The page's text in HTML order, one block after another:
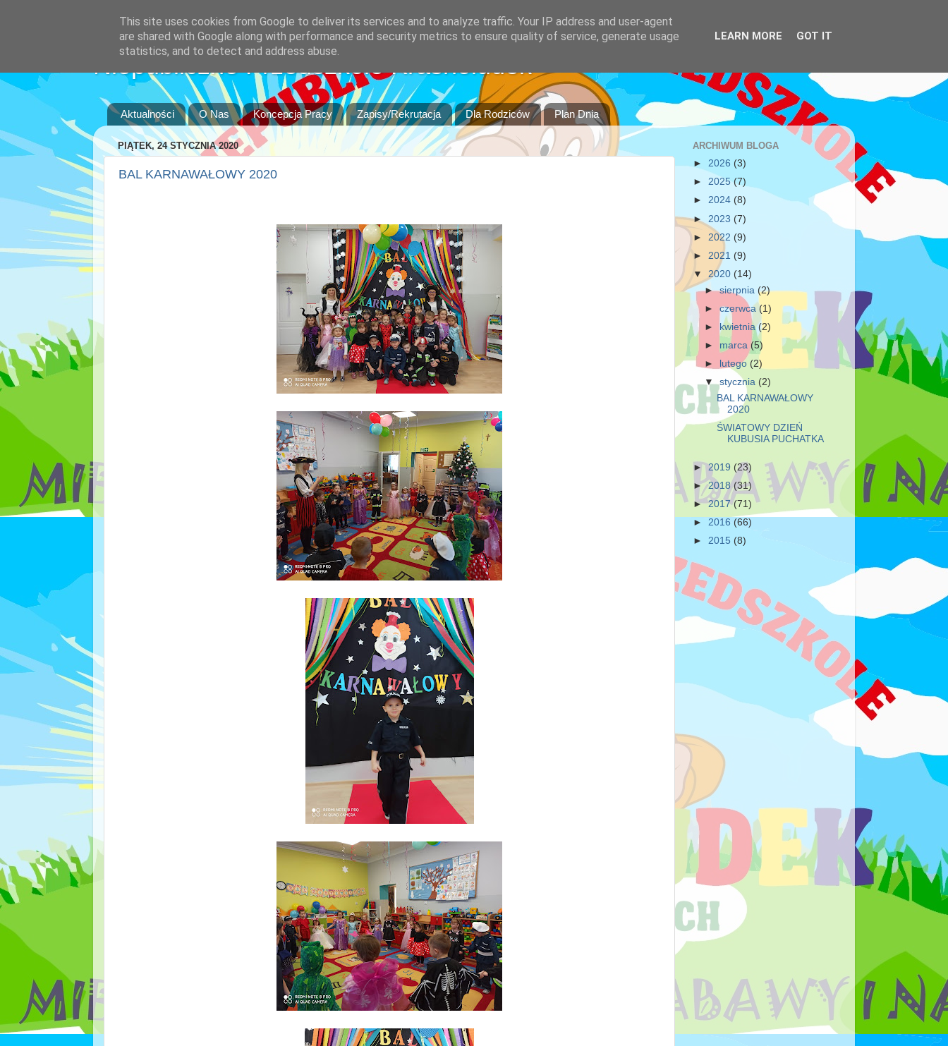
Niepubliczne Przedszkole Krasnoludek
Aktualności O Nas Koncepcja Pracy Zapisy/Rekrutacja Dla Rodziców Plan Dnia
PIĄTEK, 24 STYCZNIA 2020
BAL KARNAWAŁOWY 2020
ARCHIWUM BLOGA
► 2026 (3)
► 2025(7)
► 2024 (8)
► 2023 (7)
► 2022 (9)
► 2021 (9)
▼ 2020 (14)
►sierpnia (2)
►czerwca (1)
►
kwietnia(2)
► marca(5)
►
lutego (2)
▼stycznia (2)
BAL KARNAWAŁOWY
2020
ŚWIATOWY DZIEŃ
KUBUSIA PUCHATKA
► 2019 (23)
►2018(31)
►2017(71)
► 2016 (66)
► 2015 (8)
This site uses cookies from Google to deliver its services and to analyze traffic. Your IP address and user-agent
are shared with Google along with performance and security metrics to ensure quality of service, generate usage
statistics, and to detect and address abuse.
LEARN MORE GOT IT